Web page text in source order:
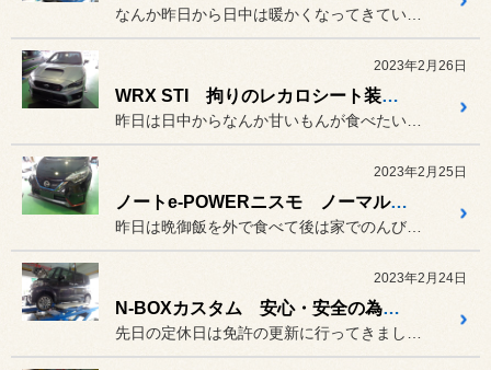
2023年2月26日
WRX STI 拘りのレカロシート装着！
2023年2月25日
ノートe-POWERニスモ ノーマルの乗り心地は損なわずに車高調へと変更！
2023年2月24日
N-BOXカスタム 安心・安全の為にタイヤ交換！